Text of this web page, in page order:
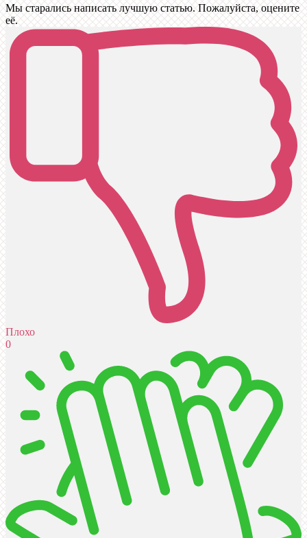
Мы старались написать лучшую статью. Пожалуйста, оцените
её.
Плохо
0